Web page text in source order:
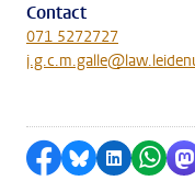
Contact
071 5272727
Delen op
Delen viaDelen op